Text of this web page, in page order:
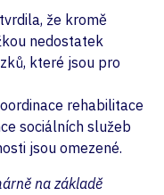
že kromě
nedostatek
které jsou pro
rehabilitace
sociálních služeb
jsou omezené.
na základě